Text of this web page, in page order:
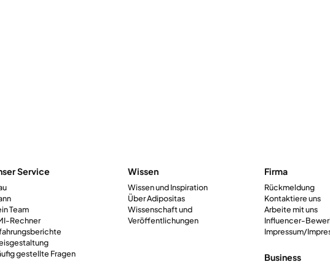
Service
Team
Rechner
gestellte Fragen
Wissen
Wissen und Inspiration
Über Adipositas
Wissenschaft und
Veröffentlichungen
Firma
Rückmeldung
Kontaktiere uns
Arbeite mit uns
Influencer-
Impressum/
Business